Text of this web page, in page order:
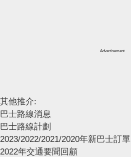
Advertisement
其他推介:
巴士路線消息
巴士路線計劃
2023/2022/2021/2020年新巴士訂單
2022年交通要聞回顧